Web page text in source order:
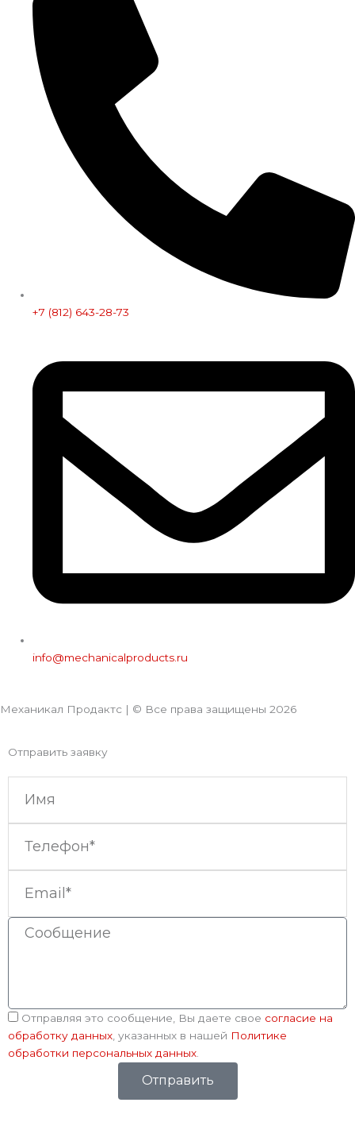
+7 (812) 643-28-73
info@mechanicalproducts.ru
Механикал Продактс | © Все права защищены 2026
Отправить заявку
Сообщение
Соглашение
Отправляя это сообщение, Вы даете свое согласие на
обработку данных , указанных в нашей Политике
обработки персональных данных
Отправить